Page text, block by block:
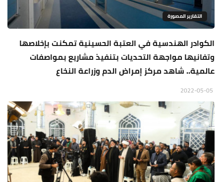
التقارير المصورة
الكوادر الهندسية في العتبة الحسينية تمكنت بإخلاصها
وتفانيها مواجهة التحديات بتنفيذ مشاريع بمواصفات
عالمية.. شاهد مركز إمراض الدم وزراعة النخاع